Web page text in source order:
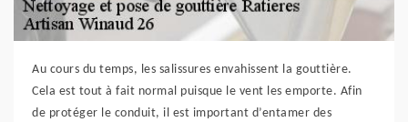
Au cours du temps, les salissures envahissent la gouttière.
Cela est tout à fait normal puisque le vent les emporte. Afin
de protéger le conduit, il est important d’entamer des